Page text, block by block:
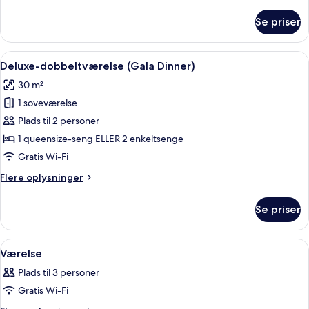
suite
Se priser
Indlæs
alle
billeder
af
Deluxe-
dobbeltværelse
(Gala
Et hotelværelse med en stor seng, et
4
Deluxe-dobbeltværelse (Gala Dinner)
30 m²
1 soveværelse
Plads til 2 personer
1 queensize-seng ELLER 2 enkeltsenge
Gratis Wi-Fi
Flere oplysninger
Flere
dobbeltværelse
(Gala
Dinner)
Se priser
Indlæs
alle
billeder
af
Et hotelværelse med to senge, et
4
Værelse
Plads til 3 personer
Gratis Wi-Fi